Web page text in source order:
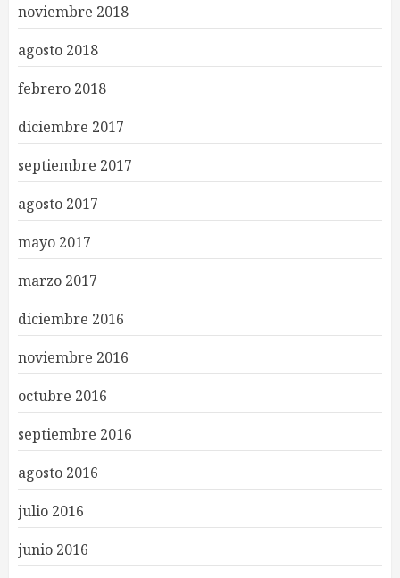
noviembre 2018
agosto 2018
febrero 2018
diciembre 2017
septiembre 2017
agosto 2017
mayo 2017
marzo 2017
diciembre 2016
noviembre 2016
octubre 2016
septiembre 2016
agosto 2016
julio 2016
junio 2016